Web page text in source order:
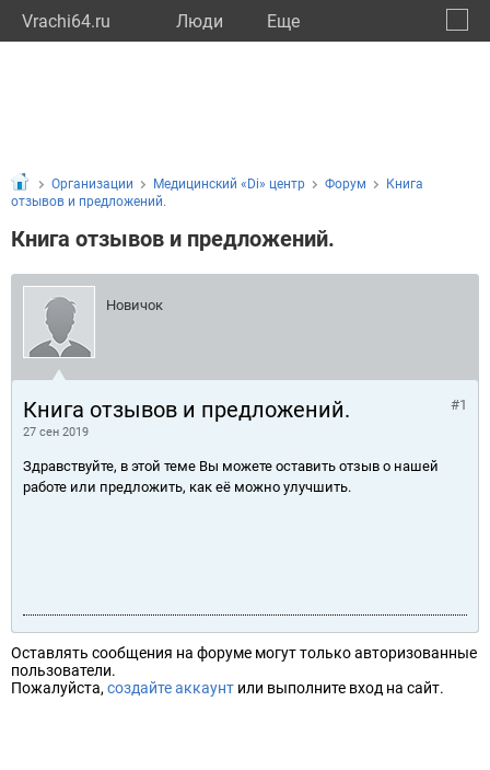
Vrachi64.ru Люди Eще
Организации Медицинский «Di» центр Форум
Книга
отзывов и предложений.
Книга отзывов и предложений.
Новичок
Книга отзывов и предложений.
27 сен 2019
#1
Здравствуйте, в этой теме Вы можете оставить отзыв о нашей
работе или предложить, как её можно улучшить.
Оставлять сообщения на форуме могут только авторизованные
пользователи.
Пожалуйста, создайте аккаунт или выполните вход на сайт.